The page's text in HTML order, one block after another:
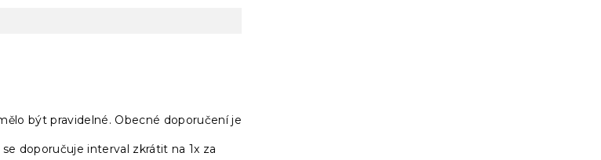
být pravidelné. Obecné doporučení je
doporučuje interval zkrátit na 1x za